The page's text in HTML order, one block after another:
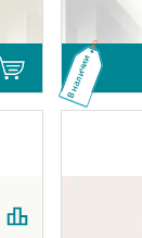
В наличии